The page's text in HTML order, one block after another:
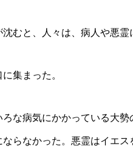
むと、人々は、病人や悪
集まった。
ろな病気にかかっている大
らなかった。悪霊はイエス